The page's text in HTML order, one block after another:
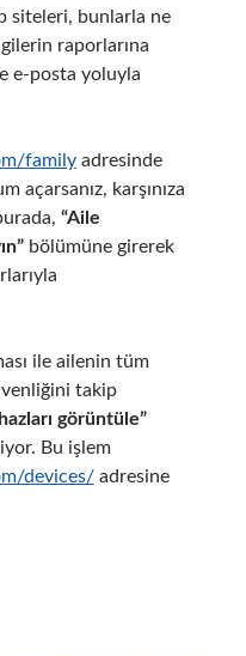
siteleri, bunlarla ne
raporlarına
e-posta yoluyla
familyadresinde
açarsanız, karşınıza
“Aile
bölümüne girerek
ile ailenin tüm
takip
görüntüle”
Bu işlem
devices/adresine